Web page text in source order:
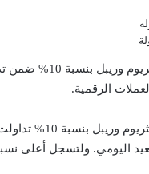
تقني نت –
الرقمية.